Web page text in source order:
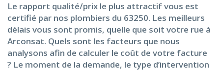
Le rapport qualité/prix le plus attractif vous est
certifié par nos plombiers du 63250. Les meilleurs
délais vous sont promis, quelle que soit votre rue à
Arconsat. Quels sont les facteurs que nous
analysons afin de calculer le coût de votre facture
? Le moment de la demande, le type d’intervention